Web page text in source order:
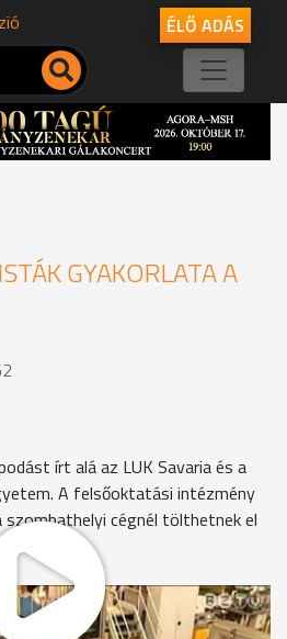
ÉLŐ ADÁS
GYAKORLATA A
írt alá az LUK Savaria és a
A felsőoktatási intézmény
cégnél tölthetnek el
értékes tapasztalatokat
az itt eltöltött gyakorlati idő